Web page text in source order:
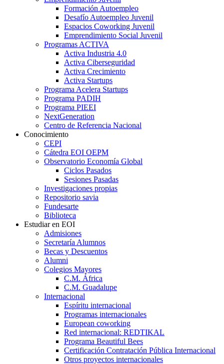
Formación Autoempleo
Desafío Autoempleo Juvenil
Espacios Coworking Juvenil
Emprendimiento Social Juvenil
Programas ACTIVA
Activa Industria 4.0
Activa Ciberseguridad
Activa Crecimiento
Activa Startups
Programa Acelera Startups
Programa PADIH
Programa PIEEI
NextGeneration
Centro de Referencia Nacional
Conocimiento
CEPI
Cátedra EOI OEPM
Observatorio Economía Global
Ciclos Pasados
Sesiones Pasadas
Investigaciones propias
Repositorio savia
Fundesarte
Biblioteca
Estudiar en EOI
Admisiones
Secretaría Alumnos
Becas y Descuentos
Alumni
Colegios Mayores
C.M. África
C.M. Guadalupe
Internacional
Espíritu internacional
Programas internacionales
European coworking
Red internacional: REDTIKAL
Programa Beautiful Bees
Certificación Contratación Pública Internacional
Otros proyectos internacionales